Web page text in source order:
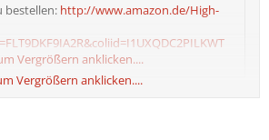
bestellen: http://www.amazon.de/High-
Vergrößern anklicken....
Vergrößern anklicken....